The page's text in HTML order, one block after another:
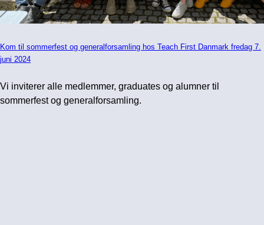
Kom til sommerfest og generalforsamling hos Teach First Danmark fredag 7.
juni 2024
Vi inviterer alle medlemmer, graduates og alumner til
sommerfest og generalforsamling.